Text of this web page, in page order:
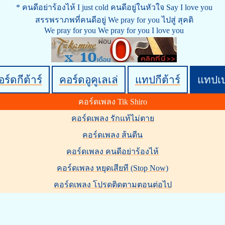
* คนดีอย่าร้องไห้ I just cold คนดีอยู่ในหัวใจ Say I love you
สรรพราภพที่คนดีอยู่ We pray for you ไปสู่ สุคติ
We pray for you We pray for you I love you
ร์ดกีต้าร์ คอร์ดอูคูเลเล่ แทปกีต้าร์ แทปเ
คอร์ดเพลง Tik Shiro
คอร์ดเพลง รักแท้ไม่ตาย
คอร์ดเพลง ส้นตีน
คอร์ดเพลง คนดีอย่าร้องไห้
คอร์ดเพลง หยุดเสียที (Stop Now)
คอร์ดเพลง โปรดติดตามตอนต่อไป